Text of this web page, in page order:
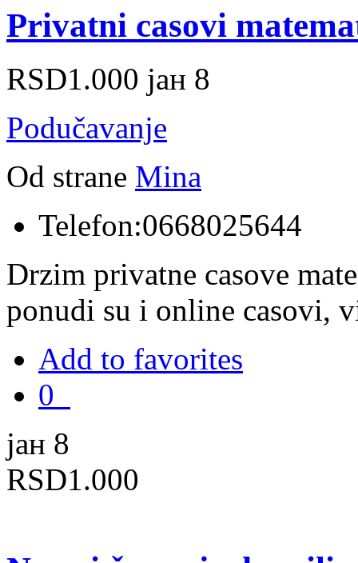
Privatni casovi
RSD1.000 јан 8
Podučavanje
Od strane Mina
Telefon:0668025644
Drzim privatne casove
ponudi su i online casovi,
Add to favorites
0
јан 8
RSD1.000